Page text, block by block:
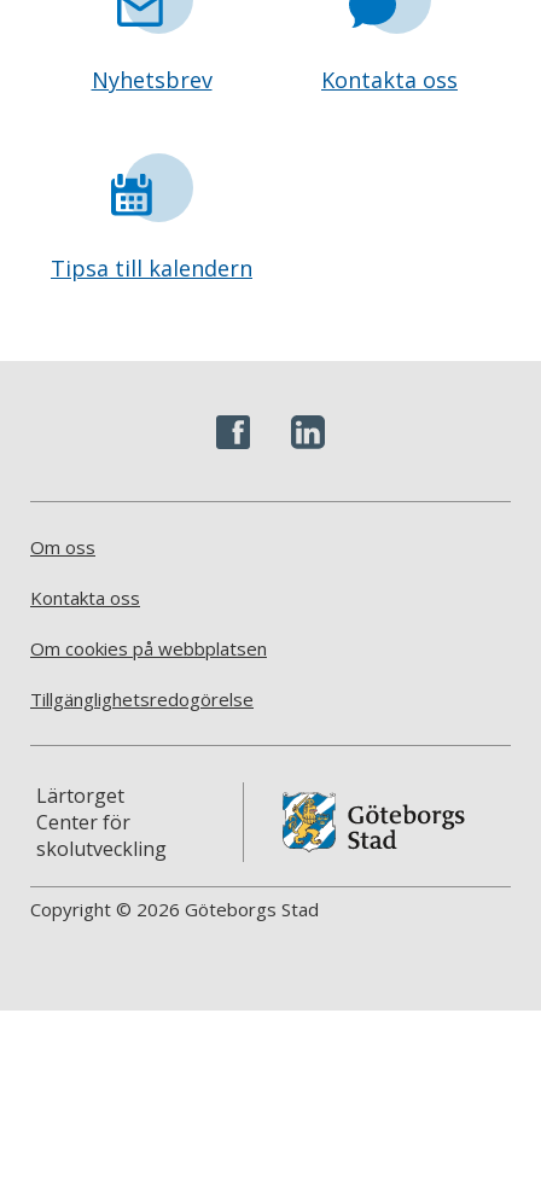
Nyhetsbrev Kontakta oss
Tipsa till kalendern
Om oss
Kontakta oss
Om cookies på webbplatsen
Tillgänglighetsredogörelse
Lärtorget
Center för
skolutveckling
Copyright © 2026 Göteborgs Stad